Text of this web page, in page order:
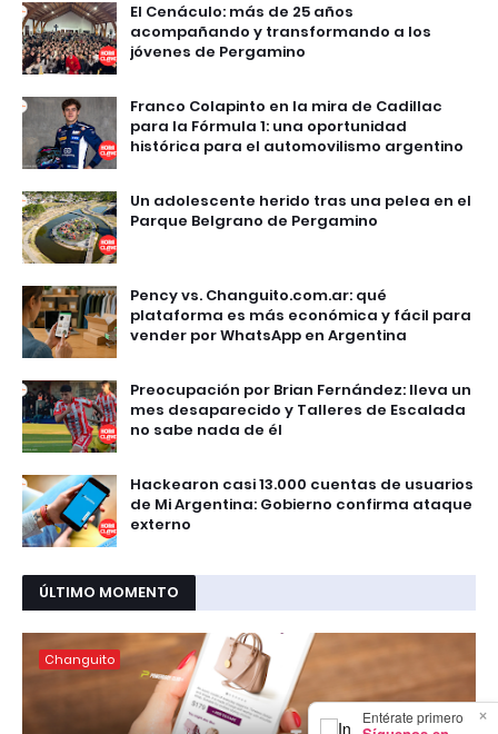
×
Entérate primero
El Cenáculo: más de 25 años
acompañando y transformando a los
jóvenes de Pergamino
Franco Colapinto en la mira de Cadillac
para la Fórmula 1: una oportunidad
histórica para el automovilismo argentino
Un adolescente herido tras una pelea en el
Parque Belgrano de Pergamino
Pency vs. Changuito.com.ar: qué
plataforma es más económica y fácil para
vender por WhatsApp en Argentina
Preocupación por Brian Fernández: lleva un
mes desaparecido y Talleres de Escalada
no sabe nada de él
Hackearon casi 13.000 cuentas de usuarios
de Mi Argentina: Gobierno confirma ataque
externo
ÚLTIMO MOMENTO
Changuito